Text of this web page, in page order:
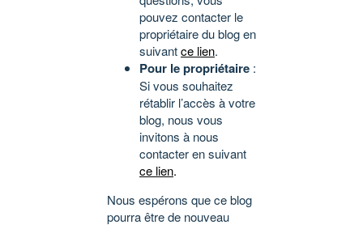
pouvez contacter le
propriétaire du blog en
suivantce lien.
Pour le propriétaire :
Si vous souhaitez
rétablir l’accès à votre
blog, nous vous
invitons à nous
contacter en suivant
ce lien.
Nous espérons que ce blog
pourra être de nouveau